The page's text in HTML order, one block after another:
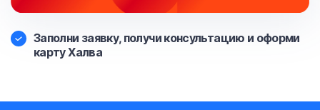
Заполни заявку, получи консультацию и оформи
карту Халва